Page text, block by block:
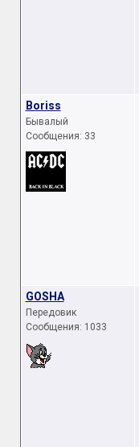
Boriss
Бывалый
Сообщения: 33
GOSHA
Передовик
Сообщения: 1033